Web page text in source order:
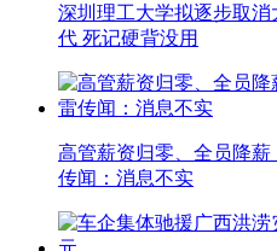
深圳理工大学拟逐步取
代 死记硬背没用
高管薪资归零、全员降
传闻：消息不实